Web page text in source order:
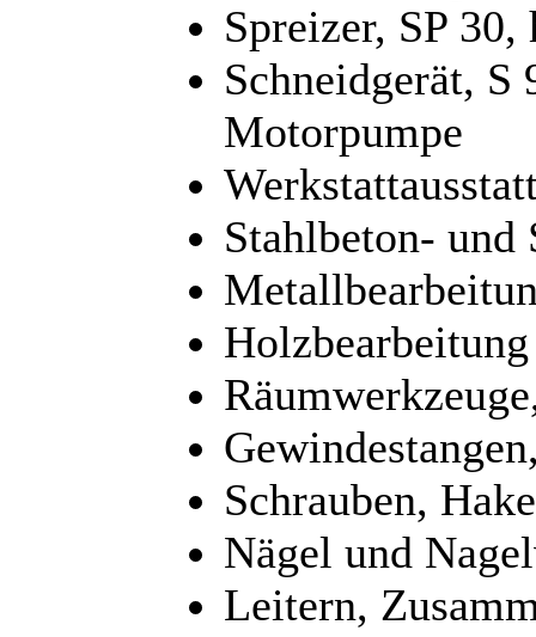
Spreizer, SP
Schneidgerät,
Motorpumpe
Stahlbeton- und
Holzbearbeitung
Schrauben,
Nägel und
Leitern,